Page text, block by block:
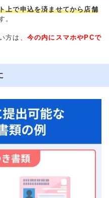
上で申込を済ませてから店舗
。
方は、 今の内にスマホやPCで